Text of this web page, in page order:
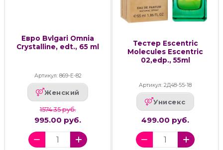
Евро Bvlgari Omnia
Crystalline, edt., 65 ml
Артикул: 869-Е-82
Женский
1574.35 руб.
995.00 руб.
Тестер Escentric
Molecules Escentric
02,edp., 55ml
Артикул: 2Д48-55-18
Унисекс
499.00 руб.